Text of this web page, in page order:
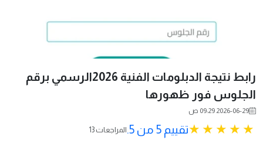
رابط نتيجة الدبلومات الفنية 2026الرسمي برقم
الجلوس فور ظهورها
2026-06-29 09:29 ص
تقييم 5 من 5. 13 المراجعات